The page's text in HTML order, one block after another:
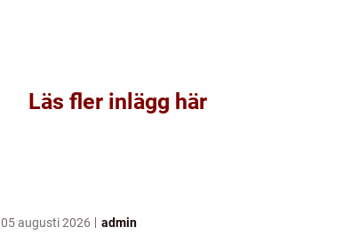
Läs fler inlägg här
05 augusti 2026 admin